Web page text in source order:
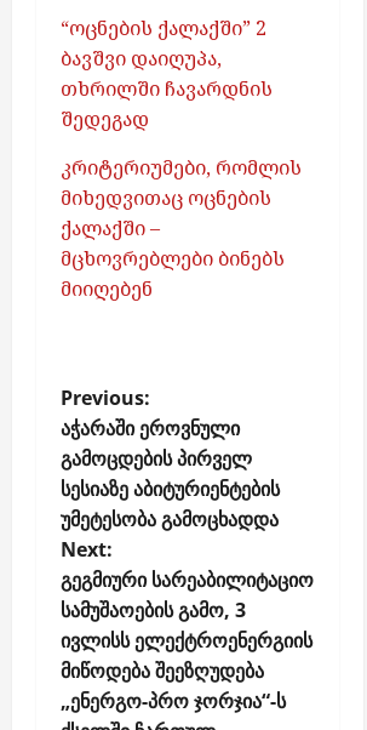
“ოცნების ქალაქში” 2
ბავშვი დაიღუპა,
თხრილში ჩავარდნის
შედეგად
კრიტერიუმები, რომლის
მიხედვითაც ოცნების
ქალაქში –
მცხოვრებლები ბინებს
მიიღებენ
P
o
s
t
n
a
v
i
g
a
Previous:
აჭარაში ეროვნული
გამოცდების პირველ
სესიაზე აბიტურიენტების
უმეტესობა გამოცხადდა
Next:
გეგმიური სარეაბილიტაციო
სამუშაოების გამო, 3
ივლისს ელექტროენერგიის
მიწოდება შეეზღუდება
„ენერგო-პრო ჯორჯია“-ს